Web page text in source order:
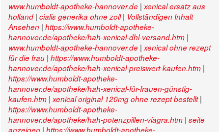
www.humboldt-apotheke-hannover.de | xenical ersatz aus
holland| cialis generika ohne zoll| Vollständigen Inhalt
Ansehen | https://www.humboldt-apotheke-
hannover.de/apotheke/hah-xenical-dhl-versand.htm |
www.humboldt-apotheke-hannover.de | xenical ohne rezept
für die frau | https://www.humboldt-apotheke-
hannover.de/apotheke/hah-xenical-preiswert-kaufen.htm |
https://www.humboldt-apotheke-
hannover.de/apotheke/hah-xenical-für-frauen-günstig-
kaufen.htm | xenical original 120mg ohne rezept bestellt|
https://www.humboldt-apotheke-
hannover.de/apotheke/hah-potenzpillen-viagra.htm | seite
anzeigen | https://www.humboldt-apotheke-